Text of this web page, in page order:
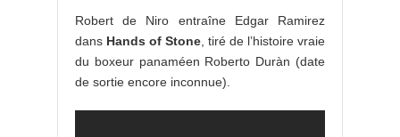
Robert de Niro entraîne Edgar Ramirez
dans Hands of Stone , tiré de l’histoire vraie
du boxeur panaméen Roberto Duràn (date
de sortie encore inconnue).